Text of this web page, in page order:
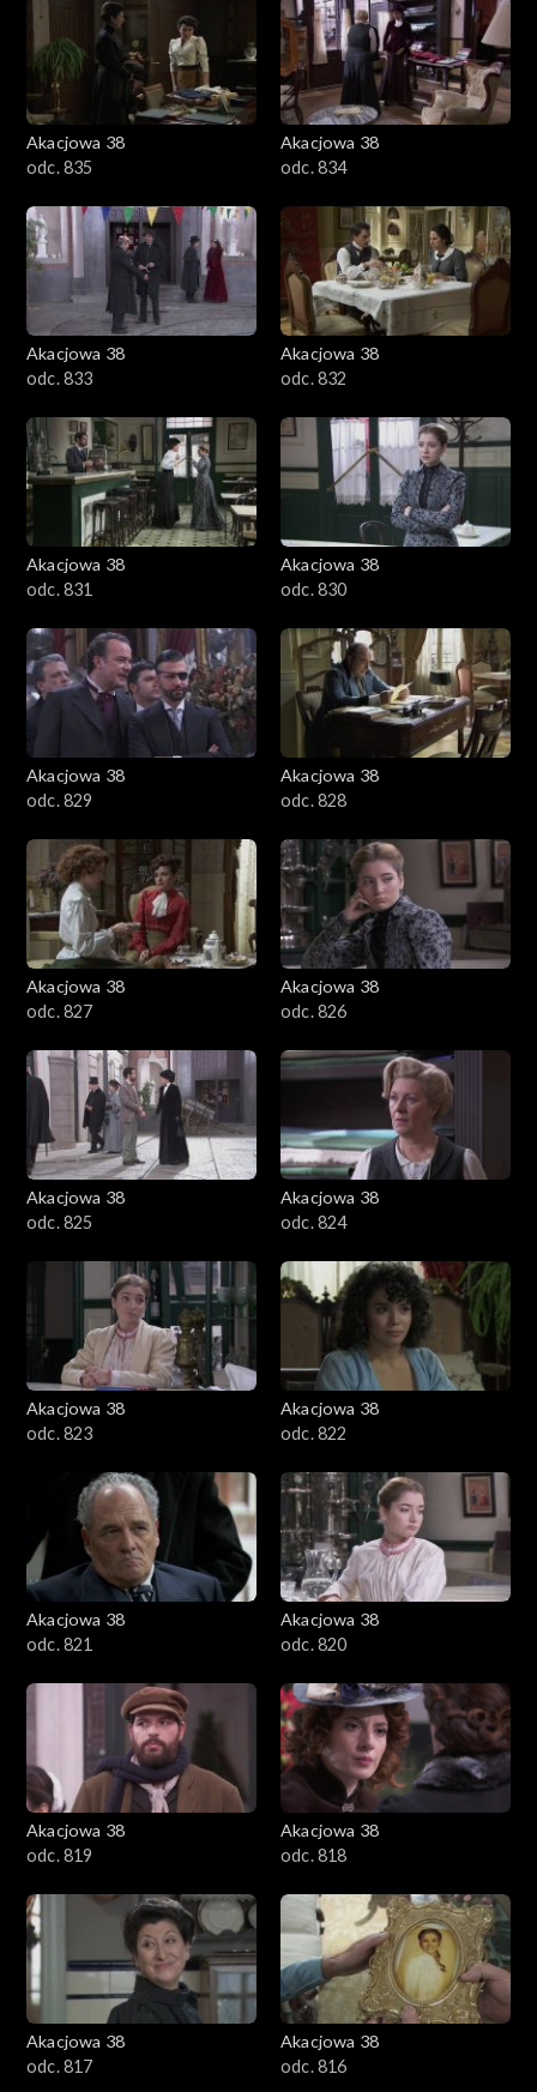
Akacjowa 38
odc. 835
Akacjowa 38
odc. 834
Akacjowa 38
odc. 833
Akacjowa 38
odc. 832
Akacjowa 38
odc. 831
Akacjowa 38
odc. 830
Akacjowa 38
odc. 829
Akacjowa 38
odc. 828
Akacjowa 38
odc. 827
Akacjowa 38
odc. 826
Akacjowa 38
odc. 825
Akacjowa 38
odc. 824
Akacjowa 38
odc. 823
Akacjowa 38
odc. 822
Akacjowa 38
odc. 821
Akacjowa 38
odc. 820
Akacjowa 38
odc. 819
Akacjowa 38
odc. 818
Akacjowa 38
odc. 817
Akacjowa 38
odc. 816